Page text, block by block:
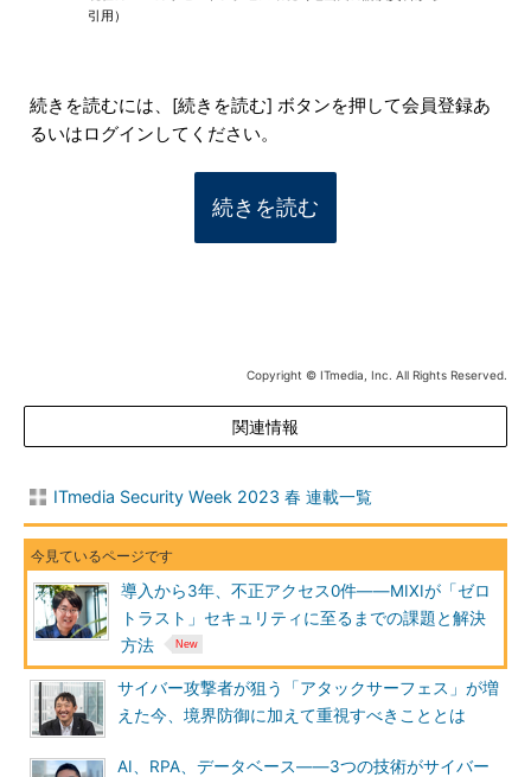
引用）
続きを読むには、[続きを読む] ボタンを押して会員登録あ
るいはログインしてください。
続きを読む
Copyright © ITmedia, Inc. All Rights Reserved.
関連情報
ITmedia Security Week 2023 春 連載一覧
導入から3年、不正アクセス0件――MIXIが「ゼロ
トラスト」セキュリティに至るまでの課題と解決
方法
サイバー攻撃者が狙う「アタックサーフェス」が増
えた今、境界防御に加えて重視すべきこととは
AI、RPA、データベース――3つの技術がサイバー